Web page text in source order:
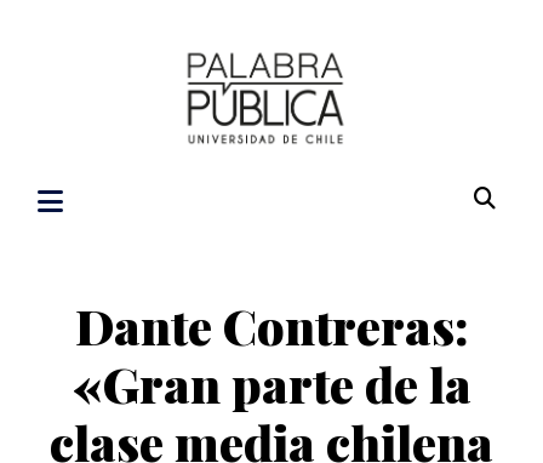
Dante Contreras:
«Gran parte de la
clase media chilena